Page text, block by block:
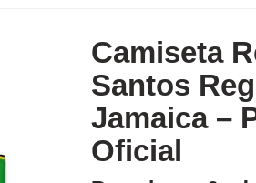
Camiseta
Santos
Jamaica –
Oficial